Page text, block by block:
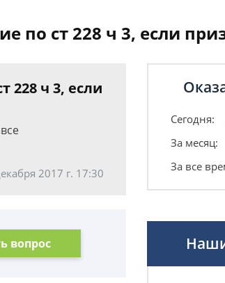
по ст 228 ч 3, если
228 ч 3, если
2017 г. 17:30
вопрос
Сегодня:
За месяц:
За все